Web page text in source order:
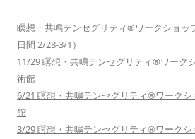
瞑想・共鳴テンセグリティ®︎ワークショッ
日間 2/28-3/1）
11/29 瞑想・共鳴テンセグリティ®︎ワーク
術館
6/21 瞑想・共鳴テンセグリティ®︎ワーク
館
3/29 瞑想・共鳴テンセグリティ®︎ワーク